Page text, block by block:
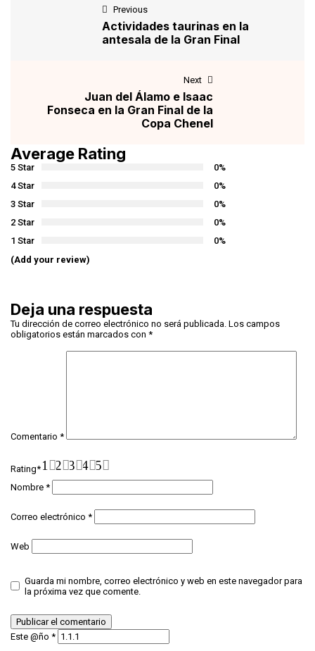
Previous
Actividades taurinas en la
antesala de la Gran Final
Next
Juan del Álamo e Isaac
Fonseca en la Gran Final de la
Copa Chenel
Average Rating
5 Star
0%
4 Star
0%
3 Star
0%
2 Star
0%
1 Star
0%
(Add your review)
Deja una respuesta
Tu dirección de correo electrónico no será publicada. Los campos
obligatorios están marcados con *
Comentario *
Rating* 5
4
3
2
1
Nombre *
Correo electrónico *
Web
Guarda mi nombre, correo electrónico y web en este navegador para
la próxima vez que comente.
Este @ño *